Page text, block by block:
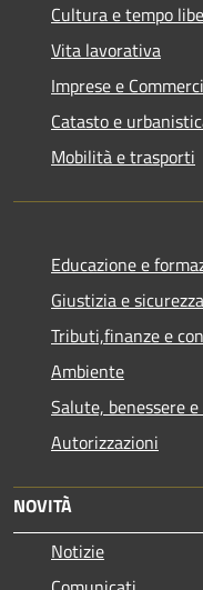
Cultura e tempo
Vita lavorativa
Imprese e
Catasto e
Mobilità e trasporti
Educazione e
Giustizia e
Tributi,finanze e
Ambiente
Salute, benessere
Autorizzazioni
NOVITÀ
Notizie